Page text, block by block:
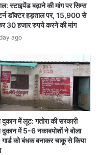
समेत कुछ शहरों में
आउट हुए हैं, लेकिन
किए जा रहे हैं।
अफवाहों पर ध्यान न
का संग्रहण न करें।
स्टाइपेंड बढ़ाने की मांग पर सिम्स
डॉक्टर हड़ताल पर, 15,900 से
30 हजार रुपये करने की मांग
ago
दुकान में लूट: गतोरा की सरकारी
दुकान में 5-6 नकाबपोशों ने बोला
गार्ड को बंधक बनाकर चाकू से किया